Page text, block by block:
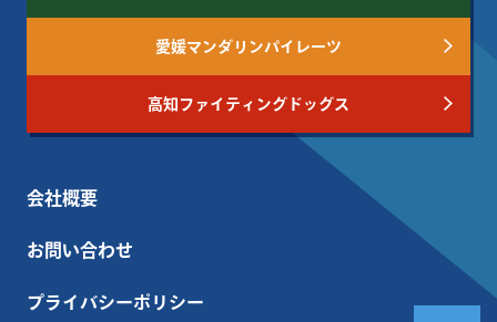
愛媛マンダリンパイレーツ
高知ファイティングドッグス
会社概要
お問い合わせ
プライバシーポリシー